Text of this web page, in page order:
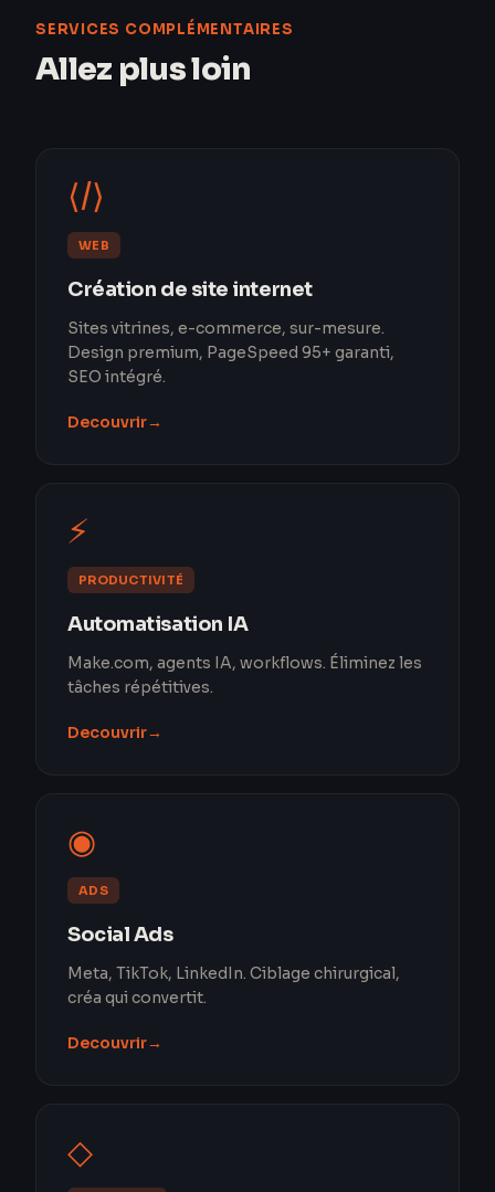
SERVICES COMPLÉMENTAIRES
Allez plus loin
⟨/⟩
WEB
Création de site internet
Sites vitrines, e-commerce, sur-mesure.
Design premium, PageSpeed 95+ garanti,
SEO intégré.
Decouvrir→
⚡
PRODUCTIVITÉ
Automatisation IA
Make.com, agents IA, workflows. Éliminez les
tâches répétitives.
Decouvrir→
◉
ADS
Social Ads
Meta, TikTok, LinkedIn. Ciblage chirurgical,
créa qui convertit.
Decouvrir→
◇